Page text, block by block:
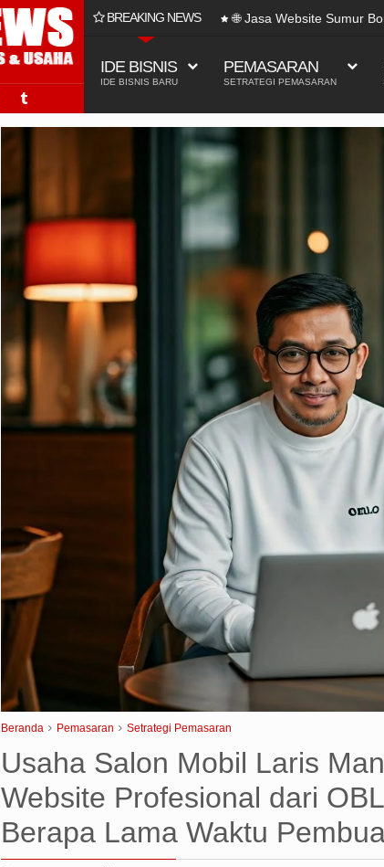
BREAKING NEWS 🌐 Jasa Website Sumur
IDE BISNIS
IDE BISNIS BARU
PEMASARAN
SETRATEGI PEMASARAN
Beranda Pemasaran Setrategi Pemasaran
Usaha Salon Mobil Laris
Website Profesional dari
Berapa Lama Waktu